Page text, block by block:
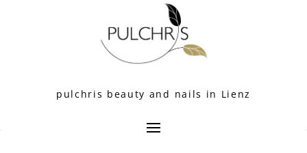
pulchris beauty and nails in Lienz